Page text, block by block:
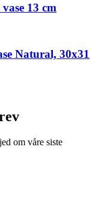
13 cm
Natural, 30x31
om våre siste